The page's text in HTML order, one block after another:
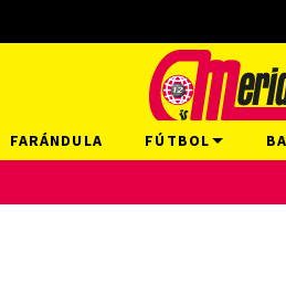
FARÁNDULA FÚTBOL